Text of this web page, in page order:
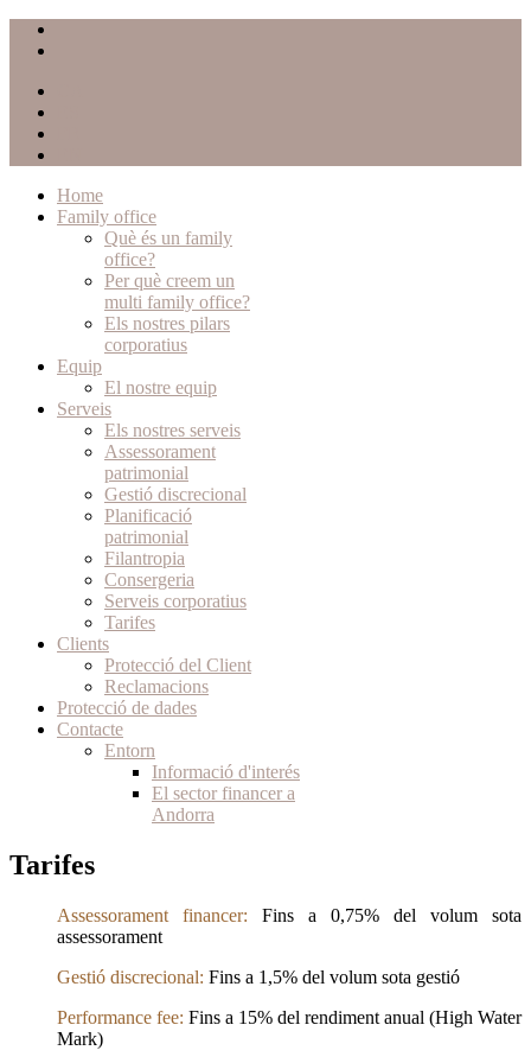
Home
Family office
Què és un family
office?
Per què creem un
multi family office?
Els nostres pilars
corporatius
Equip
El nostre equip
Serveis
Els nostres serveis
Assessorament
patrimonial
Gestió discrecional
Planificació
patrimonial
Filantropia
Consergeria
Serveis corporatius
Tarifes
Clients
Protecció del Client
Reclamacions
Protecció de dades
Contacte
Entorn
Informació d'interés
El sector financer a
Andorra
Tarifes
Assessorament financer: Fins a 0,75% del volum sota
assessorament
Gestió discrecional: Fins a 1,5% del volum sota gestió
Performance fee: Fins a 15% del rendiment anual (High Water
Mark)